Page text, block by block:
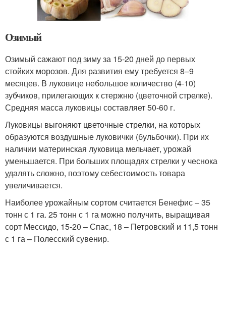
Озимый
Озимый сажают под зиму за 15-20 дней до первых
стойких морозов. Для развития ему требуется 8–9
месяцев. В луковице небольшое количество (4-10)
зубчиков, прилегающих к стержню (цветочной стрелке).
Средняя масса луковицы составляет 50-60 г.
Луковицы выгоняют цветочные стрелки, на которых
образуются воздушные луковички (бульбочки). При их
наличии материнская луковица мельчает, урожай
уменьшается. При больших площадях стрелки у чеснока
удалять сложно, поэтому себестоимость товара
увеличивается.
Наиболее урожайным сортом считается Бенефис – 35
тонн с 1 га. 25 тонн с 1 га можно получить, выращивая
сорт Мессидо, 15-20 – Спас, 18 – Петровский и 11,5 тонн
с 1 га – Полесский сувенир.